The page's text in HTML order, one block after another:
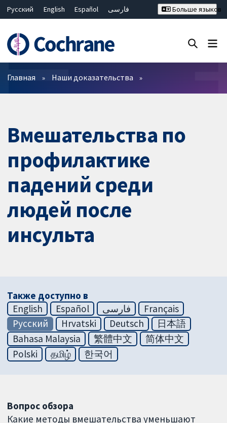
Русский English Español
فارسی
Bahasa Malaysia
ไทย
繁體中文
简体中文
Больше языков
Фильтры
Главная Наши доказательства
Вмешательства по
профилактике
падений среди
людей после
инсульта
Также доступно в
English
Español فارسی
Français
Русский
Hrvatski Deutsch
日本語
Bahasa Malaysia
繁體中文
简体中文
Polski
தமிழ் 한국어
Вопрос обзора
Какие методы вмешательства уменьшают